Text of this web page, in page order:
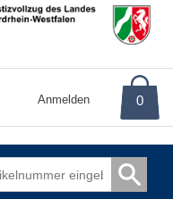
Anmelden 0